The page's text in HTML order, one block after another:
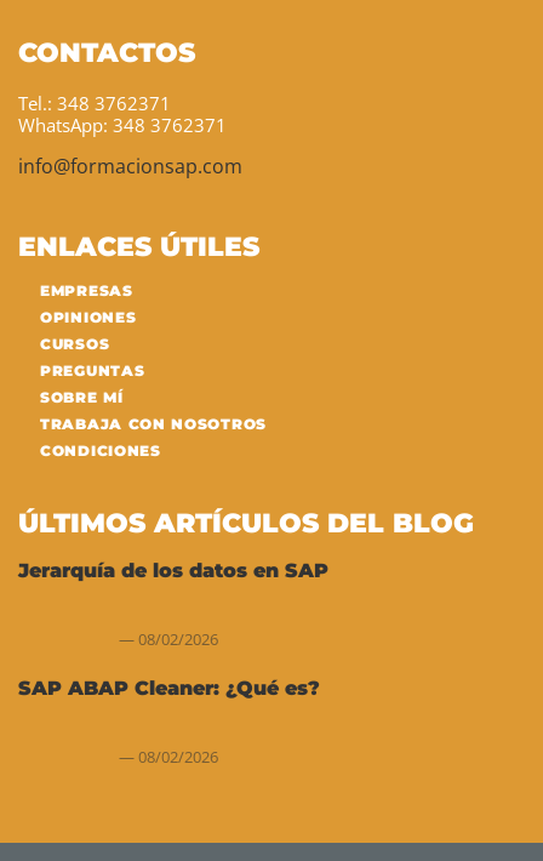
CONTACTOS
Tel.: 348 3762371
WhatsApp: 348 3762371
info@formacionsap.com
ENLACES ÚTILES
EMPRESAS
OPINIONES
CURSOS
PREGUNTAS
SOBRE MÍ
TRABAJA CON NOSOTROS
CONDICIONES
ÚLTIMOS ARTÍCULOS DEL BLOG
Jerarquía de los datos en SAP
08/02/2026
SAP ABAP Cleaner: ¿Qué es?
08/02/2026